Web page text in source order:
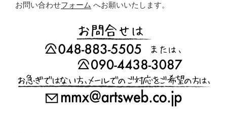
お問い合わせフォーム へお願いいたします。